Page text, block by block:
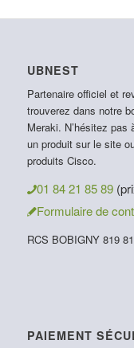
UBNEST
Partenaire officiel et
trouverez dans notre
Meraki. N’hésitez
un produit sur le site
produits Cisco.
01 84 21 85 89
Formulaire de
RCS BOBIGNY 819
PAIEMENT